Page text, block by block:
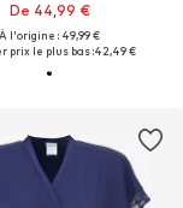
De 44,99 €
À l'origine : 49,99 €
prix le plus bas :42,49 €